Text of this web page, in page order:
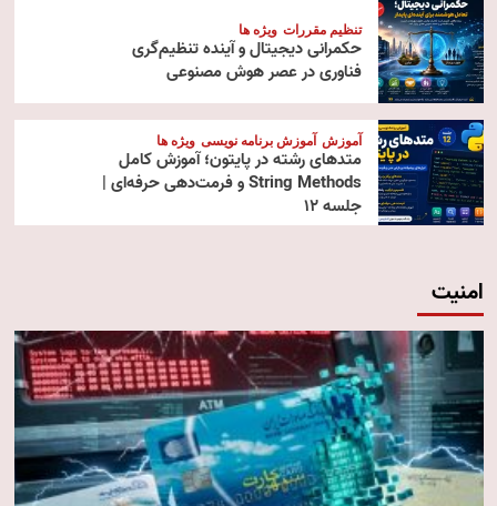
تنظیم مقررات ویژه ها
حکمرانی دیجیتال و آینده تنظیم‌گری
فناوری در عصر هوش مصنوعی
آموزش آموزش برنامه نویسی ویژه ها
متدهای رشته در پایتون؛ آموزش کامل
String Methods و فرمت‌دهی حرفه‌ای |
جلسه ۱۲
امنیت